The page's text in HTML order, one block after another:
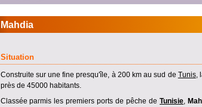
Mahdia
Situation
Construite sur une fine presqu'île, à 200 km au sud de Tunis,
près de 45000 habitants.
Classée parmis les premiers ports de pêche deTunisie,